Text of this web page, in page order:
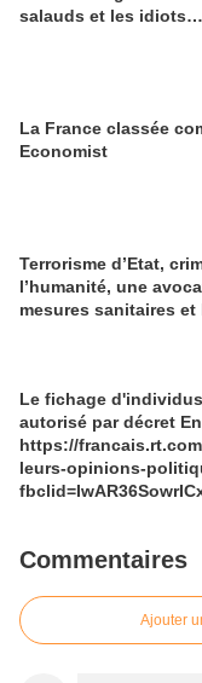
salauds et les idiots…
La France classée
Economist
Terrorisme d’Etat,
l’humanité, une
mesures sanitaires
Le fichage
autorisé par décret En savoir plus sur RT France :
https://
leurs-opinions-
Commentaires
Ajouter